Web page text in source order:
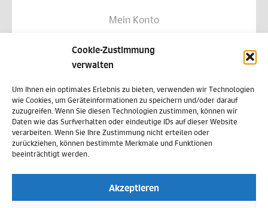
Cookie-Zustimmung
verwalten
Um Ihnen ein optimales Erlebnis zu bieten, verwenden wir Technologien
wie Cookies, um Geräteinformationen zu speichern und/oder darauf
zuzugreifen. Wenn Sie diesen Technologien zustimmen, können wir
Daten wie das Surfverhalten oder eindeutige IDs auf dieser Website
verarbeiten. Wenn Sie Ihre Zustimmung nicht erteilen oder
zurückziehen, können bestimmte Merkmale und Funktionen
beeinträchtigt werden.
Akzeptieren
Mein Konto
Allgemeine Geschäftsbedingungen
Datenschutz
Widerruf
Zahlungsweisen
Versand & Lieferung
Cookie-Richtlinie (EU)